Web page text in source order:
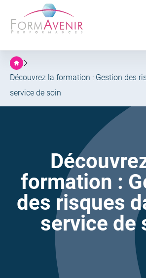
Aller
au
menu
Aller
au
contenu
Formavenir
Performances
Découvrez la formation : Gestion des
service de soin
formation :
des risques
service de